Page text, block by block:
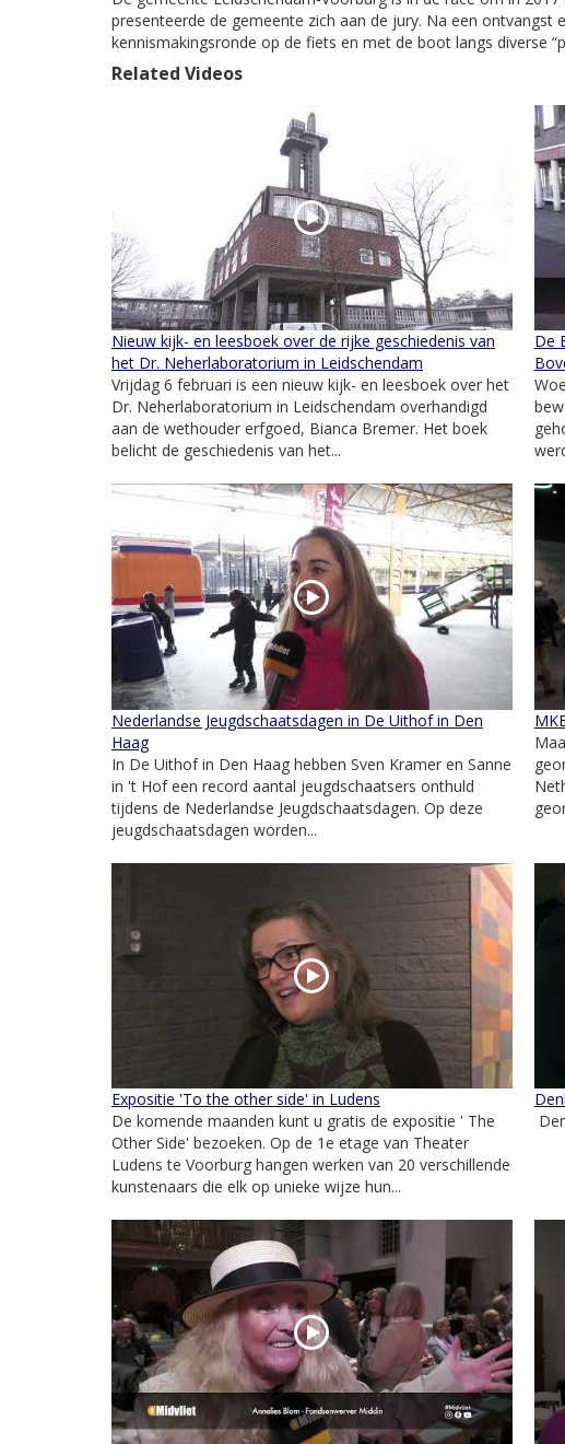
presenteerde de gemeente zich aan de jury. Na een
kennismakingsronde op de fiets en met de boot langs diverse
Related Videos
Nieuw kijk- en leesboek over de rijke geschiedenis van
het Dr. Neherlaboratorium in Leidschendam
Vrijdag 6 februari is een nieuw kijk- en leesboek over het
Dr. Neherlaboratorium in Leidschendam overhandigd
aan de wethouder erfgoed, Bianca Bremer. Het boek
belicht de geschiedenis van het...
De
Nederlandse Jeugdschaatsdagen in De Uithof in Den
Haag
In De Uithof in Den Haag hebben Sven Kramer en Sanne
in 't Hof een record aantal jeugdschaatsers onthuld
tijdens de Nederlandse Jeugdschaatsdagen. Op deze
jeugdschaatsdagen worden...
Expositie 'To the other side' in Ludens
De komende maanden kunt u gratis de expositie ' The
Other Side' bezoeken. Op de 1e etage van Theater
Ludens te Voorburg hangen werken van 20 verschillende
kunstenaars die elk op unieke wijze hun...